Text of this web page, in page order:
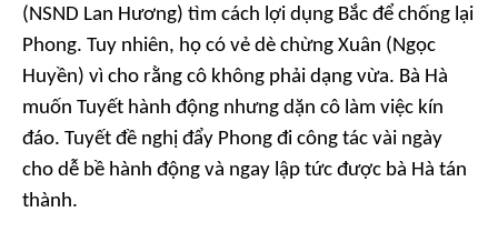
(NSND Lan Hương) tìm cách lợi dụng Bắc để chống lại
Phong. Tuy nhiên, họ có vẻ dè chừng Xuân (Ngọc
Huyền) vì cho rằng cô không phải dạng vừa. Bà Hà
muốn Tuyết hành động nhưng dặn cô làm việc kín
đáo. Tuyết đề nghị đẩy Phong đi công tác vài ngày
cho dễ bề hành động và ngay lập tức được bà Hà tán
thành.